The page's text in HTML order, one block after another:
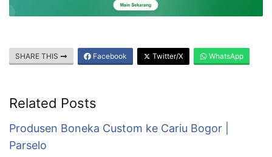
SHARE THIS Facebook Twitter/X WhatsApp
Related Posts
Produsen Boneka Custom ke Cariu Bogor |
Parselo